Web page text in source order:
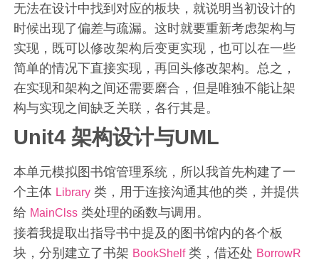
无法在设计中找到对应的板块，就说明当初设计的
时候出现了偏差与疏漏。这时就要重新考虑架构与
实现，既可以修改架构后变更实现，也可以在一些
简单的情况下直接实现，再回头修改架构。总之，
在实现和架构之间还需要磨合，但是唯独不能让架
构与实现之间缺乏关联，各行其是。
Unit4 架构设计与UML
本单元模拟图书馆管理系统，所以我首先构建了一
个主体 Library 类，用于连接沟通其他的类，并提供
给 MainClss 类处理的函数与调用。
接着我提取出指导书中提及的图书馆内的各个板
块，分别建立了书架 BookShelf类，借还处 BorrowR